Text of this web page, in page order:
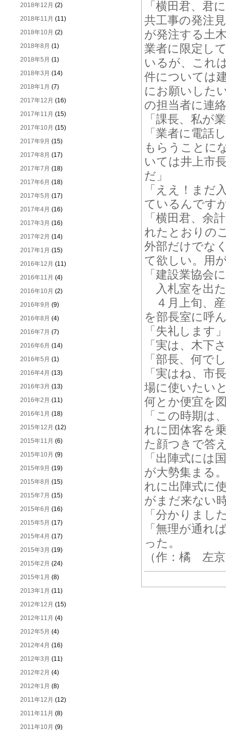
2018年12月 (2)
2018年11月 (11)
2018年10月 (2)
2018年8月 (1)
2018年5月 (1)
2018年3月 (14)
2018年1月 (7)
2017年12月 (16)
2017年11月 (15)
2017年10月 (15)
2017年9月 (15)
2017年8月 (17)
2017年7月 (18)
2017年6月 (18)
2017年5月 (17)
2017年4月 (16)
2017年3月 (16)
2017年2月 (14)
2017年1月 (15)
2016年12月 (11)
2016年11月 (4)
2016年10月 (2)
2016年9月 (9)
2016年8月 (4)
2016年7月 (7)
2016年6月 (14)
2016年5月 (1)
2016年4月 (13)
2016年3月 (13)
2016年2月 (11)
2016年1月 (18)
2015年12月 (12)
2015年11月 (6)
2015年10月 (9)
2015年9月 (19)
2015年8月 (15)
2015年7月 (15)
2015年6月 (16)
2015年5月 (17)
2015年4月 (17)
2015年3月 (19)
2015年2月 (24)
2015年1月 (8)
2013年1月 (11)
2012年12月 (15)
2012年11月 (4)
2012年5月 (4)
2012年4月 (16)
2012年3月 (11)
2012年2月 (4)
2012年1月 (8)
2011年12月 (12)
2011年11月 (8)
2011年10月 (9)
「横田君、君
共工事の発注
が発注する土
業者に限定し
いるが、これ
件については
にお願いした
の担当者に連
「課長、私が
「業者に電話
もらうことに
いては井上市
だ」
「ええ！まだ
ているんです
「横田君、余
れたとおりの
外部だけでな
て欲しい。用
「建設業協会
入札室を出
４月上旬、産
を部長室に呼
「失礼します
「実は、木下
「部長、何で
「実はね、市
場に使いたい
何とか便宜を
「この時期は
れに団体客を
た顔つきで答
「出陣式には
が大勢集まる
れに出陣式に
がまだ来ない
「分かりまし
「無理が通れ
った。
（作：橘 左